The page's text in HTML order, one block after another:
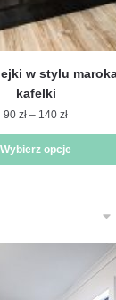
w stylu
kafelki
90 zł – 140 złZakres
od
90 zł
Wybierz opcje
wiele